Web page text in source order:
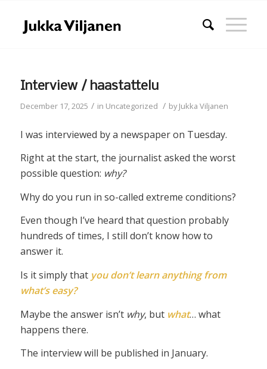
Interview / haastattelu
December 17, 2025 / in Uncategorized / byJukka Viljanen
I was interviewed by a newspaper on Tuesday.
Right at the start, the journalist asked the worst
possible question: why?
Why do you run in so-called extreme conditions?
Even though I’ve heard that question probably
hundreds of times, I still don’t know how to
answer it.
Is it simply that you don’t learn anything from
what’s easy?
Maybe the answer isn’t why, but what… what
happens there.
The interview will be published in January.